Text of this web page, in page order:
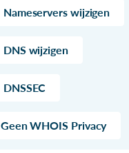
Nameservers wijzigen
DNS wijzigen
DNSSEC
Geen WHOIS Privacy